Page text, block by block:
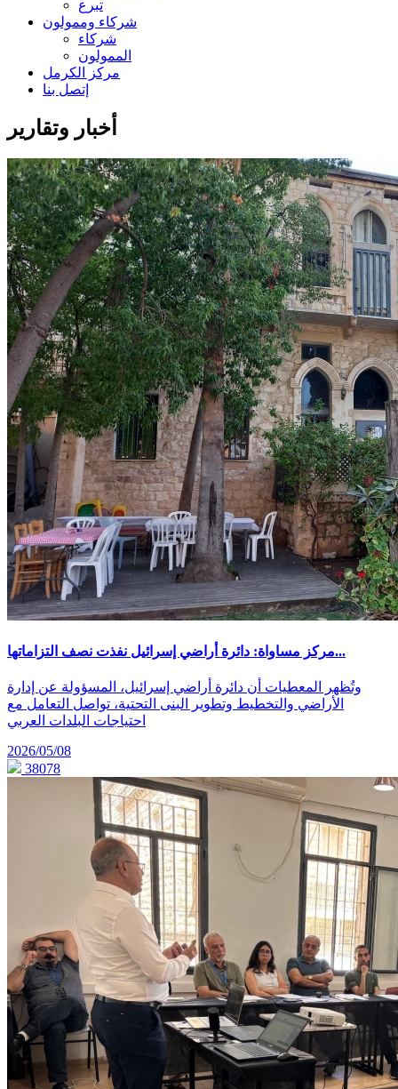
تبرع
شركاء وممولون
شركاء
الممولون
مركز الكرمل
إتصل بنا
أخبار وتقارير
مركز مساواة: دائرة أراضي إسرائيل نفذت نصف التزاماتها...
وتُظهر المعطيات أن دائرة أراضي إسرائيل، المسؤولة عن إدارة
الأراضي والتخطيط وتطوير البنى التحتية، تواصل التعامل مع
احتياجات البلدات العربي
2026/05/08
38078